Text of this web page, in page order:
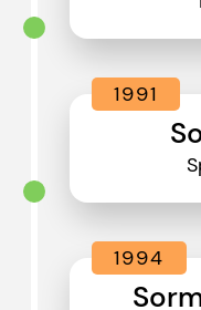
1991
1994